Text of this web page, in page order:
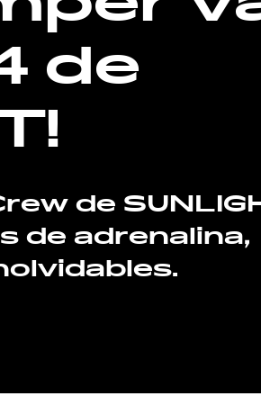
de
de
de adrenalina,